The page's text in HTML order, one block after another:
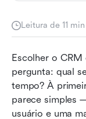
Leitura de 11 min
Escolher o CRM
pergunta: qual
tempo? À
parece simples
usuário e uma
Por que as
Escolha
unificar o
execução